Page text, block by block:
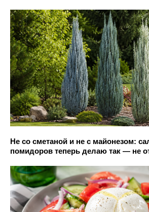
Не со сметаной и не с майонезом:
помидоров теперь делаю так — не